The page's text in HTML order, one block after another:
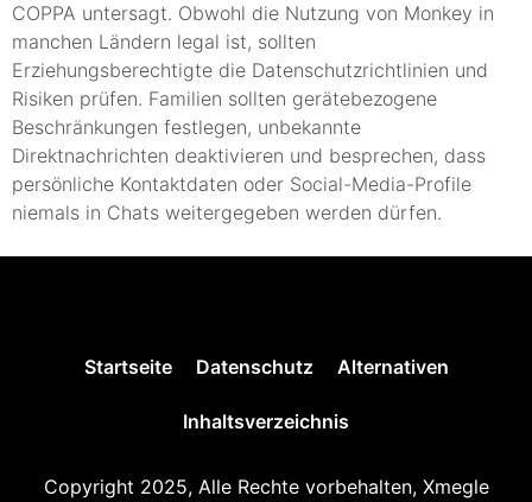
COPPA untersagt. Obwohl die Nutzung von Monkey in
manchen Ländern legal ist, sollten
Erziehungsberechtigte die Datenschutzrichtlinien und
Risiken prüfen. Familien sollten gerätebezogene
Beschränkungen festlegen, unbekannte
Direktnachrichten deaktivieren und besprechen, dass
persönliche Kontaktdaten oder Social-Media-Profile
niemals in Chats weitergegeben werden dürfen.
Startseite Datenschutz Alternativen
Inhaltsverzeichnis
Copyright 2025, Alle Rechte vorbehalten, Xmegle